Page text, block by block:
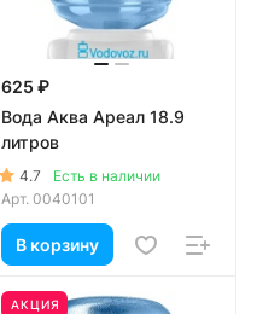
625 ₽
Вода Аква Ареал 18.9
литров
4.7
Есть в наличии
Арт. 0040101
В корзину
АКЦИЯ